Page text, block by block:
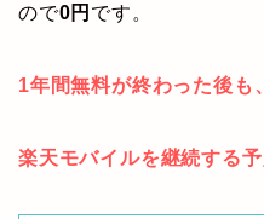
ので0円 です。
1年間無料が終わった後も
楽天モバイルを継続する予